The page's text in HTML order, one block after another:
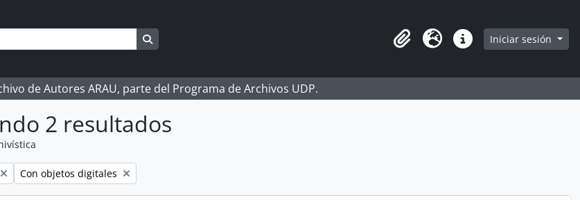
Portapapeles
Idioma Enlaces rápidos
Iniciar sesión
de Autores ARAU, parte del Programa de Archivos UDP.
2 resultados
Remove filter:
Con objetos digitales